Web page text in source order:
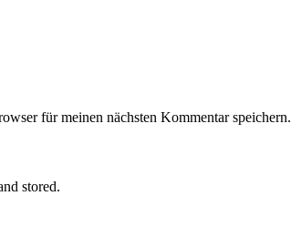
für meinen nächsten Kommentar speichern.
stored.